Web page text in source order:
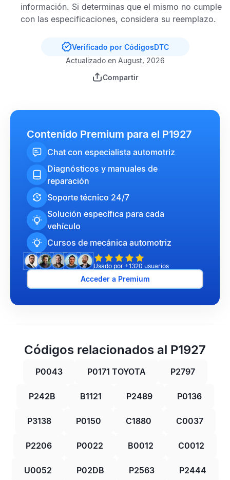
información. Si determinas que el mismo no cumple
con las especificaciones, considera su reemplazo.
Verificado por CódigosDTC
Actualizado en August, 2026
Compartir
Contenido Premium para el P1927
Chat con especialista automotriz
Diagnósticos y manuales de
reparación
Soporte técnico 24/7
Solución específica para cada
vehículo
Cursos de mecánica automotriz
Usado por +1320 usuarios
Acceder a Premium
Códigos relacionados al P1927
P0043 P0171 TOYOTA P2797
P242B B1121 P2489 P0136
P3138 P0150 C1880 C0037
P2206 P0022 B0012 C0012
U0052 P02DB P2563 P2444